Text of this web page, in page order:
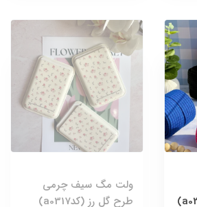
ولت مگ سیف چرمی
طرح گل رز (کدa0317)